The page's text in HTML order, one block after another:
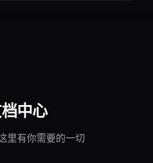
中心
里有你需要的一切